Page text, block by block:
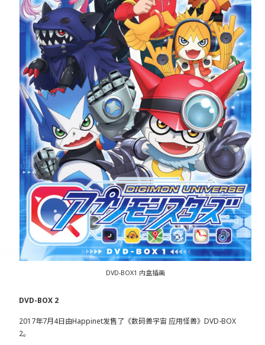
DVD-BOX1 内盒插画
DVD-BOX 2
2017年7月4日由Happinet发售了《数码兽宇宙 应用怪兽》DVD-BOX
2。